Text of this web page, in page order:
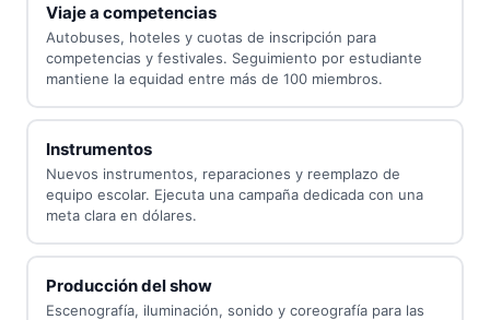
Viaje a competencias
Autobuses, hoteles y cuotas de inscripción para
competencias y festivales. Seguimiento por estudiante
mantiene la equidad entre más de 100 miembros.
Instrumentos
Nuevos instrumentos, reparaciones y reemplazo de
equipo escolar. Ejecuta una campaña dedicada con una
meta clara en dólares.
Producción del show
Escenografía, iluminación, sonido y coreografía para las